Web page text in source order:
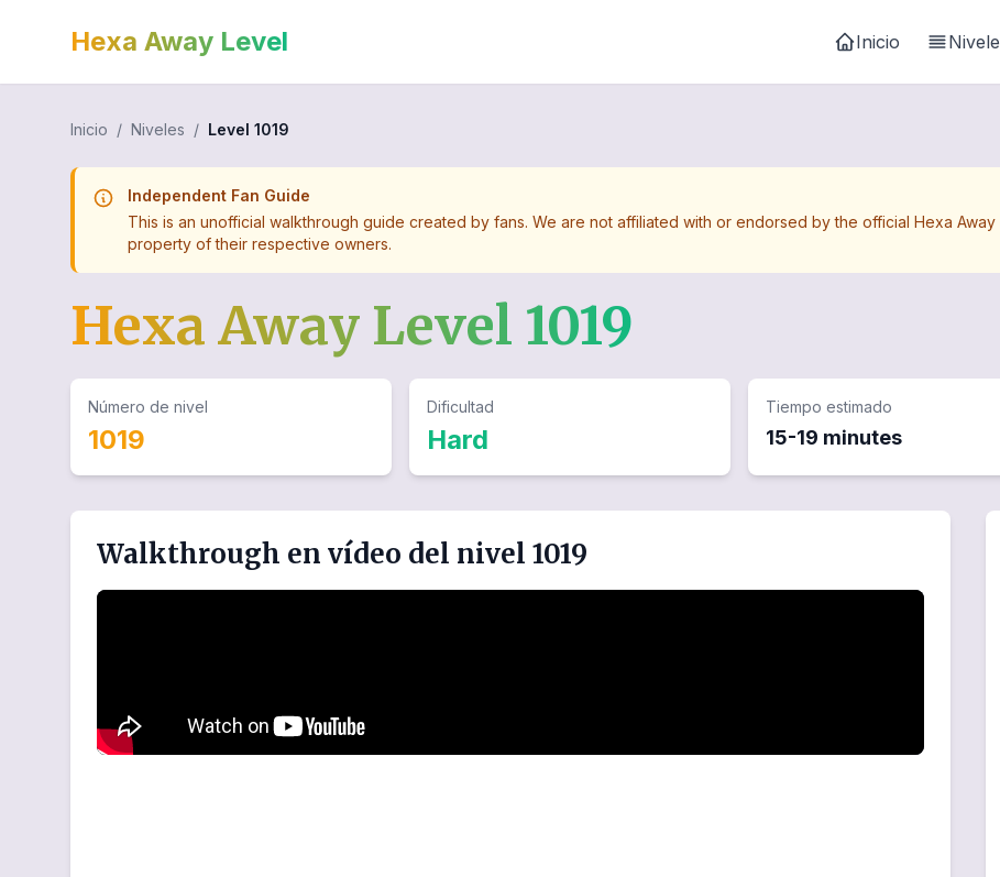
Hexa Away Level Inicio
Inicio / Niveles / Level 1019
Independent Fan Guide
This is an unofficial walkthrough guide created by fans. We are not affiliated with or endorsed by the official Hexa
property of their respective owners.
Hexa Away Level 1019
Número de nivel
1019
Dificultad
Hard
Tiempo estimado
15-19 minutes
Walkthrough en vídeo del nivel 1019